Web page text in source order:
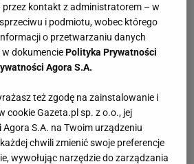
przez kontakt z administratorem – w
i podmiotu, wobec którego
o przetwarzaniu danych
w dokumenciePolityka Prywatności
Agora S.A.
też zgodę na zainstalowanie i
cookie Gazeta.pl sp. z o.o., jej
S.A. na Twoim urządzeniu
chwili zmienić swoje preferencje
wywołując narzędzie do zarządzania